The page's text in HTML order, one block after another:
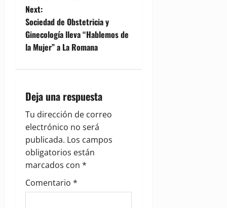
s
t
n
v
i
g
a
t
i
Next:
Sociedad de Obstetricia y
Ginecología lleva “Hablemos de
la Mujer” a La Romana
Deja una respuesta
Tu dirección de correo
electrónico no será
publicada. Los campos
obligatorios están
marcados con *
Comentario *